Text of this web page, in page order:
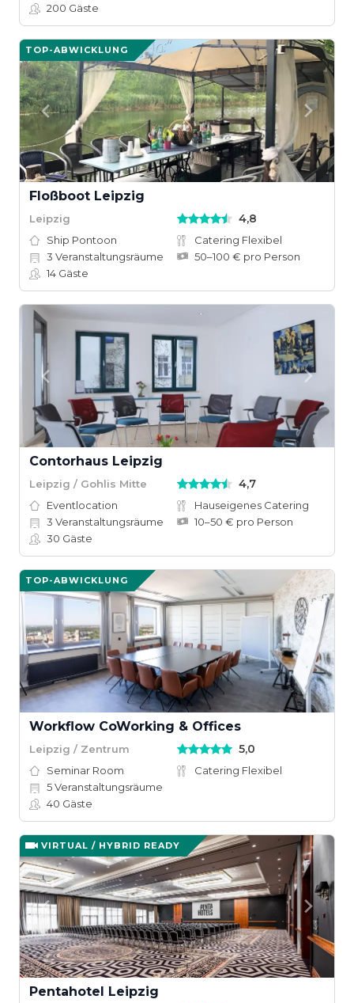
200 Gäste
TOP-ABWICKLUNG
Floßboot Leipzig
Leipzig 4,8
Ship Pontoon
Catering Flexibel
3 Veranstaltungsräume
50–100 € pro Person
14 Gäste
Contorhaus Leipzig
Leipzig / Gohlis Mitte 4,7
Eventlocation
Hauseigenes Catering
3 Veranstaltungsräume
10–50 € pro Person
30 Gäste
TOP-ABWICKLUNG
Workflow CoWorking & Offices
Leipzig / Zentrum 5,0
Seminar Room
Catering Flexibel
5Veranstaltungsräume
40 Gäste
VIRTUAL / HYBRID READY
Pentahotel Leipzig